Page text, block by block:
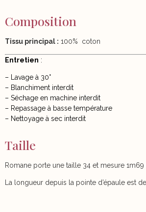
Composition
Tissu principal : 100% coton
Entretien :
– Lavage à 30°
– Blanchiment interdit
– Séchage en machine interdit
– Repassage à basse température
– Nettoyage à sec interdit
Taille
Romane porte une taille 34 et mesure 1m69
La longueur depuis la pointe d’épaule est